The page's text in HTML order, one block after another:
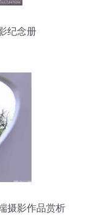
纪念册
摄影作品赏析